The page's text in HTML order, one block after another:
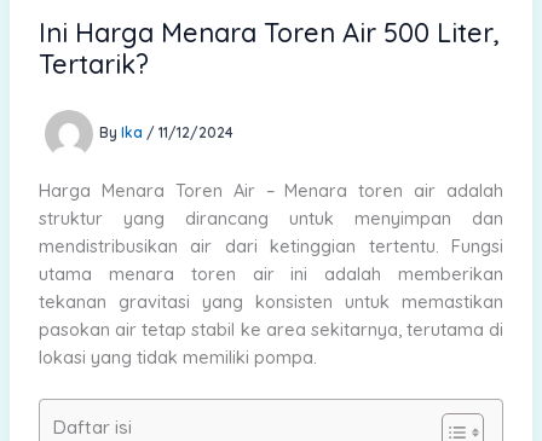
Ini Harga Menara Toren Air 500 Liter,
Tertarik?
By Ika / 11/12/2024
Harga Menara Toren Air – Menara toren air adalah
struktur yang dirancang untuk menyimpan dan
mendistribusikan air dari ketinggian tertentu. Fungsi
utama menara toren air ini adalah memberikan
tekanan gravitasi yang konsisten untuk memastikan
pasokan air tetap stabil ke area sekitarnya, terutama di
lokasi yang tidak memiliki pompa.
Daftar isi